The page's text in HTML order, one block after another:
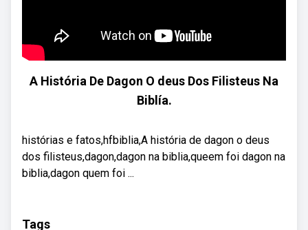
A História De Dagon O deus Dos Filisteus Na
Biblía.
histórias e fatos,hfbiblia,A história de dagon o deus
dos filisteus,dagon,dagon na biblia,queem foi dagon na
biblia,dagon quem foi ...
Tags